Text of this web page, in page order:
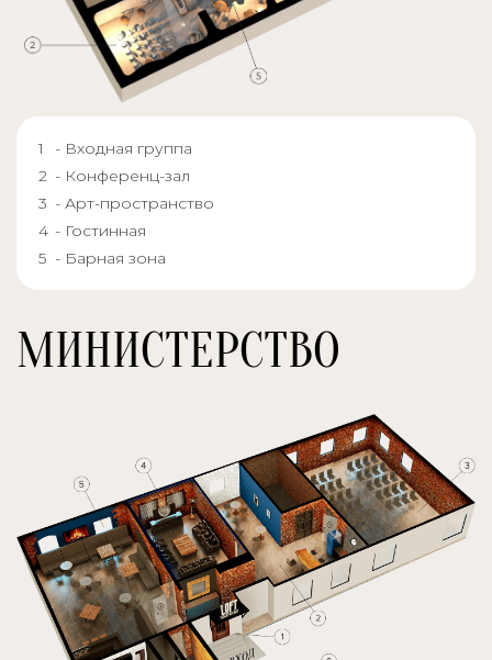
- Входная группа
- Конференц-зал
- Арт-пространство
- Гостинная
- Барная зона
МИНИСТЕРСТВО